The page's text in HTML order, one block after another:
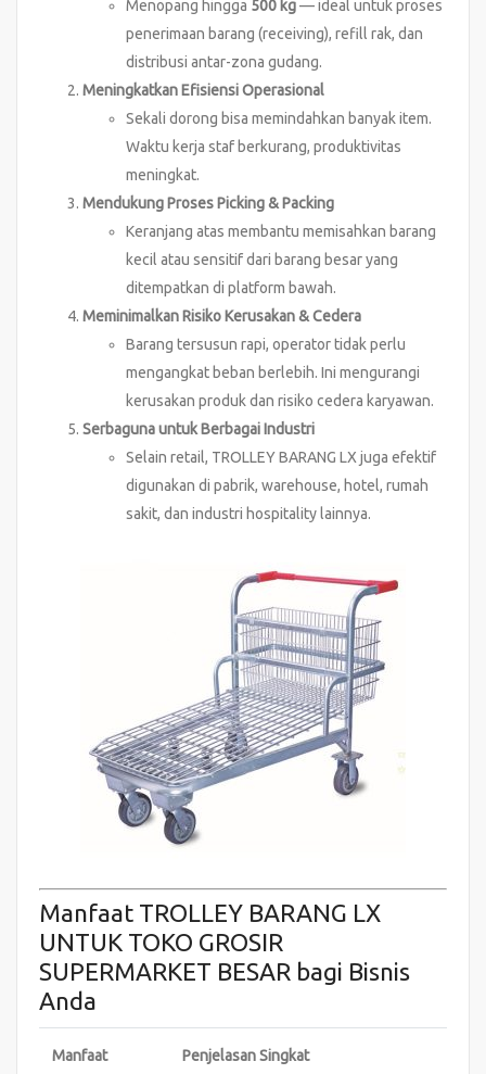
Menopang hingga 500 kg— ideal untuk proses
penerimaan barang (receiving), refill rak, dan
distribusi antar-zona gudang.
Meningkatkan Efisiensi Operasional
Sekali dorong bisa memindahkan banyak item.
Waktu kerja staf berkurang, produktivitas
meningkat.
Mendukung Proses Picking & Packing
Keranjang atas membantu memisahkan barang
kecil atau sensitif dari barang besar yang
ditempatkan di platform bawah.
Meminimalkan Risiko Kerusakan & Cedera
Barang tersusun rapi, operator tidak perlu
mengangkat beban berlebih. Ini mengurangi
kerusakan produk dan risiko cedera karyawan.
Serbaguna untuk Berbagai Industri
Selain retail, TROLLEY BARANG LX juga efektif
digunakan di pabrik, warehouse, hotel, rumah
sakit, dan industri hospitality lainnya.
Manfaat TROLLEY BARANG LX
UNTUK TOKO GROSIR
SUPERMARKET BESAR bagi Bisnis
Anda
Manfaat Penjelasan Singkat